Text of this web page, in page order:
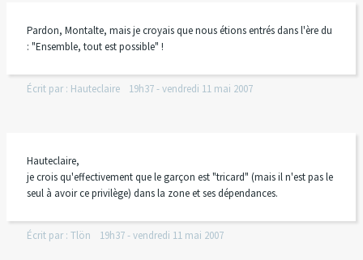
Pardon, Montalte, mais je croyais que nous étions entrés dans l'ère du
: "Ensemble, tout est possible" !
Écrit par : Hauteclaire 19h37-vendredi 11 mai 2007
Hauteclaire,
je crois qu'effectivement que le garçon est "tricard" (mais il n'est pas le
seul à avoir ce privilège) dans la zone et ses dépendances.
Écrit par : Tlön 19h37-vendredi 11 mai 2007